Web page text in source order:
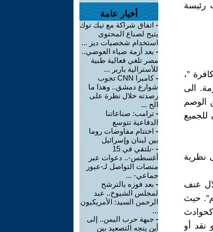
رئيسة
”،
الى
الوصم
للجميع
نظرية
عنف
حيث
نقد أو
أخبار عامة
- اتفاق شراكة مع تيك توك
يتيح لصناع المحتوى
استخدام شخصيات ديز ...
- بعد أزمة ضياء العوضي..
مصر تلغي فعالية طبية
للأسترالية باربر ...
-
كاميرا CNN تجوب
شوارع دمشق.. وهذا ما
رصدته خلال نظرة على
الح ...
- ترامب: صناعاتنا
الدفاعية تتوسع
- اختتام مفاوضات روما
بين لبنان وإسرائيل
-
-نلتقي في 15
أغسطس-.. دعوات عبر
منصات التواصل لـ-عبور
جماعي- ...
- بعد فوزه بالترشح
لمجلس الشيوخ.. عبد
الرحمن السيد: الأمريكيون
...
- جبهة حرب اليمن.. إلى
أين يتجه التصعيد بين